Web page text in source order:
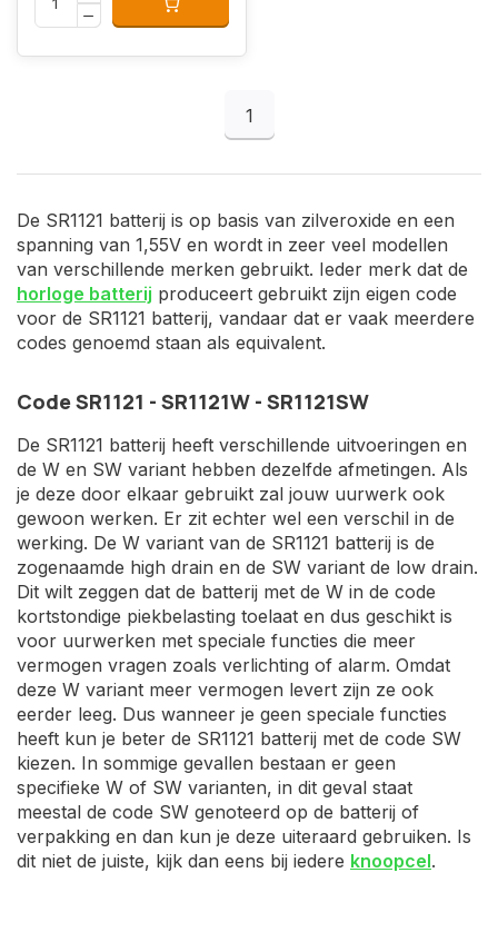
1
De SR1121 batterij is op basis van zilveroxide en een
spanning van 1,55V en wordt in zeer veel modellen
van verschillende merken gebruikt. Ieder merk dat de
horloge batterij produceert gebruikt zijn eigen code
voor de SR1121 batterij, vandaar dat er vaak meerdere
codes genoemd staan als equivalent.
Code SR1121 - SR1121W - SR1121SW
De SR1121 batterij heeft verschillende uitvoeringen en
de W en SW variant hebben dezelfde afmetingen. Als
je deze door elkaar gebruikt zal jouw uurwerk ook
gewoon werken. Er zit echter wel een verschil in de
werking. De W variant van de SR1121 batterij is de
zogenaamde high drain en de SW variant de low drain.
Dit wilt zeggen dat de batterij met de W in de code
kortstondige piekbelasting toelaat en dus geschikt is
voor uurwerken met speciale functies die meer
vermogen vragen zoals verlichting of alarm. Omdat
deze W variant meer vermogen levert zijn ze ook
eerder leeg. Dus wanneer je geen speciale functies
heeft kun je beter de SR1121 batterij met de code SW
kiezen. In sommige gevallen bestaan er geen
specifieke W of SW varianten, in dit geval staat
meestal de code SW genoteerd op de batterij of
verpakking en dan kun je deze uiteraard gebruiken. Is
dit niet de juiste, kijk dan eens bij iedere knoopcel.